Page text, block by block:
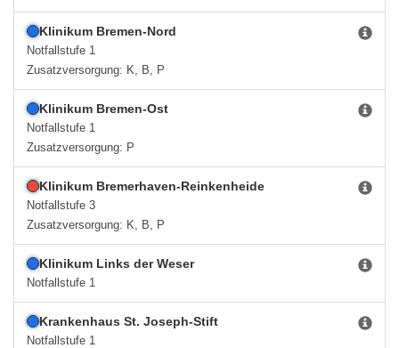
Klinikum Bremen-Nord
Notfallstufe 1
Zusatzversorgung: K, B, P
Klinikum Bremen-Ost
Notfallstufe 1
Zusatzversorgung: P
Klinikum Bremerhaven-Reinkenheide
Notfallstufe 3
Zusatzversorgung: K, B, P
Klinikum Links der Weser
Notfallstufe 1
Krankenhaus St. Joseph-Stift
Notfallstufe 1